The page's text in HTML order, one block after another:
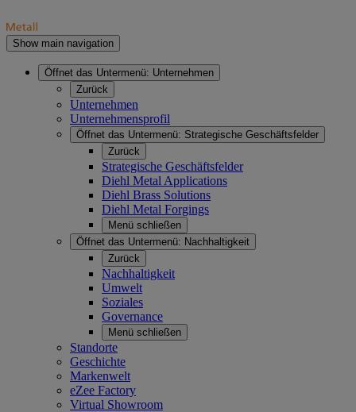
Show main navigation
Öffnet das Untermenü: Unternehmen
Zurück
Unternehmen
Unternehmensprofil
Öffnet das Untermenü: Strategische Geschäftsfelder
Zurück
Strategische Geschäftsfelder
Diehl Metal Applications
Diehl Brass Solutions
Diehl Metal Forgings
Menü schließen
Öffnet das Untermenü: Nachhaltigkeit
Zurück
Nachhaltigkeit
Umwelt
Soziales
Governance
Menü schließen
Standorte
Geschichte
Markenwelt
eZee Factory
Virtual Showroom